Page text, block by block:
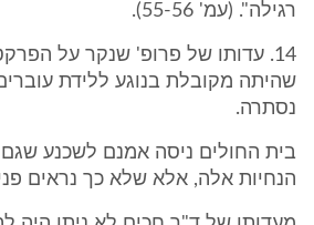
רגילה". (עמ' 55-56).
14. עדותו של פרופ' שנקר על
שהיתה מקובלת בנוגע ללידת
נסתרה.
בית החולים ניסה אמנם לשכנע שגם
הנחיות אלה, אלא שלא כך נראים